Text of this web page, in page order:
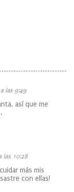
las 9:49
así que me
las 10:28
más mis
con ellas!